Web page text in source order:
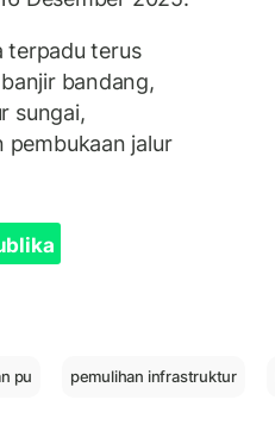
terpadu terus
bandang,
sungai,
pembukaan jalur
pu pemulihan infrastruktur